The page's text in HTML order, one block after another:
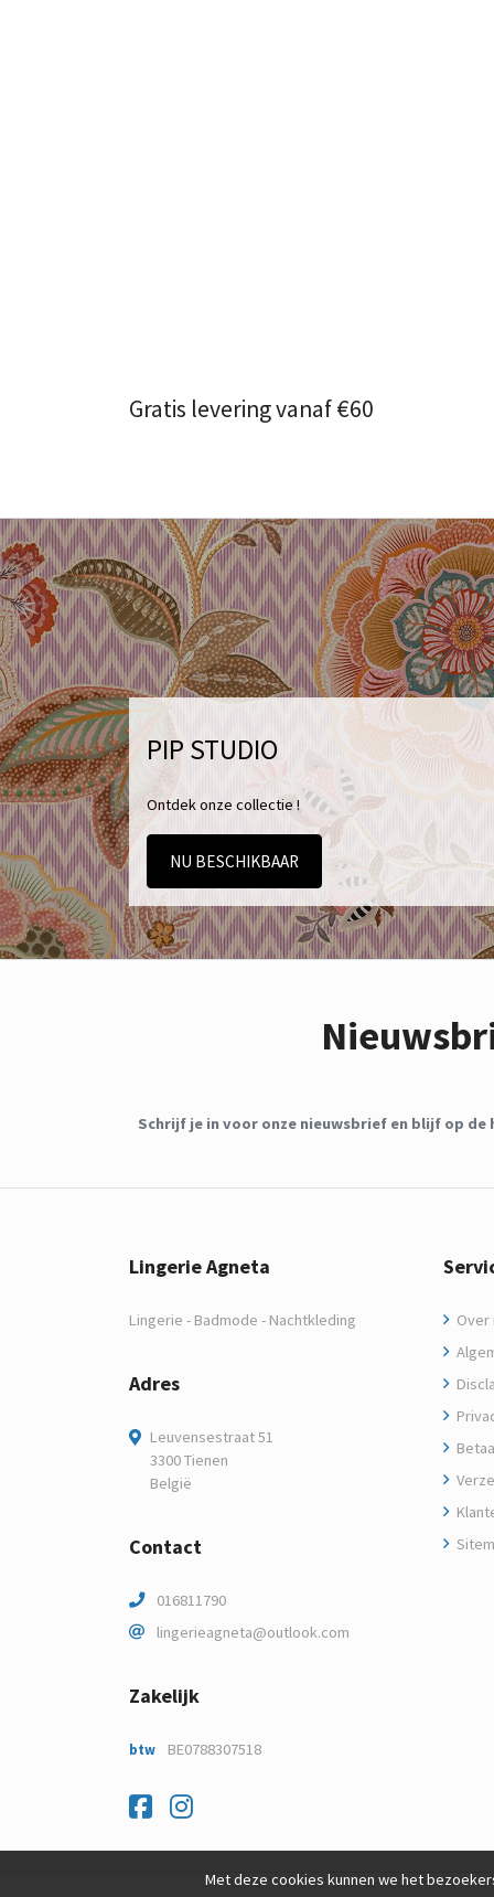
Gratis levering vanaf €60
PIP STUDIO
Ontdek onze collectie !
NU BESCHIKBAAR
Schrijf je in voor onze nieuwsbrief en blijf op
Lingerie Agneta
Lingerie - Badmode - Nachtkleding
Adres
Leuvensestraat 51
3300 Tienen
België
Contact
016811790
lingerieagneta@outlook.com
Zakelijk
btw BE0788307518
Facebook
Instagram
Over
Met deze cookies kunnen we het